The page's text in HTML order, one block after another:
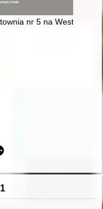
od
nr 5 na
Enigmę